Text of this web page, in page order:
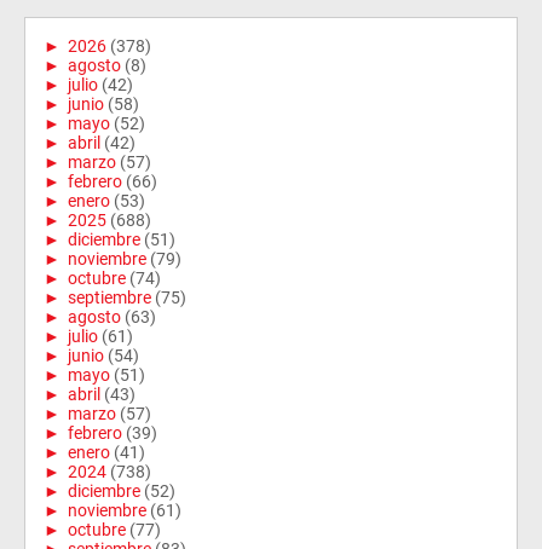
► 2026 (378)
► agosto (8)
► julio (42)
► junio (58)
► mayo (52)
► abril (42)
► marzo (57)
► febrero (66)
► enero (53)
► 2025 (688)
► diciembre (51)
► noviembre (79)
► octubre (74)
► septiembre (75)
► agosto (63)
► julio (61)
► junio (54)
► mayo (51)
► abril (43)
► marzo (57)
► febrero (39)
► enero (41)
► 2024 (738)
► diciembre (52)
► noviembre (61)
► octubre (77)